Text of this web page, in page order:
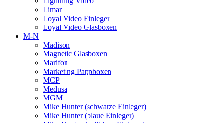
Limar
Loyal Video Einleger
Loyal Video Glasboxen
M-N
Madison
Magnetic Glasboxen
Marifon
Marketing Pappboxen
MCP
Medusa
MGM
Mike Hunter (schwarze Einleger)
Mike Hunter (blaue Einleger)